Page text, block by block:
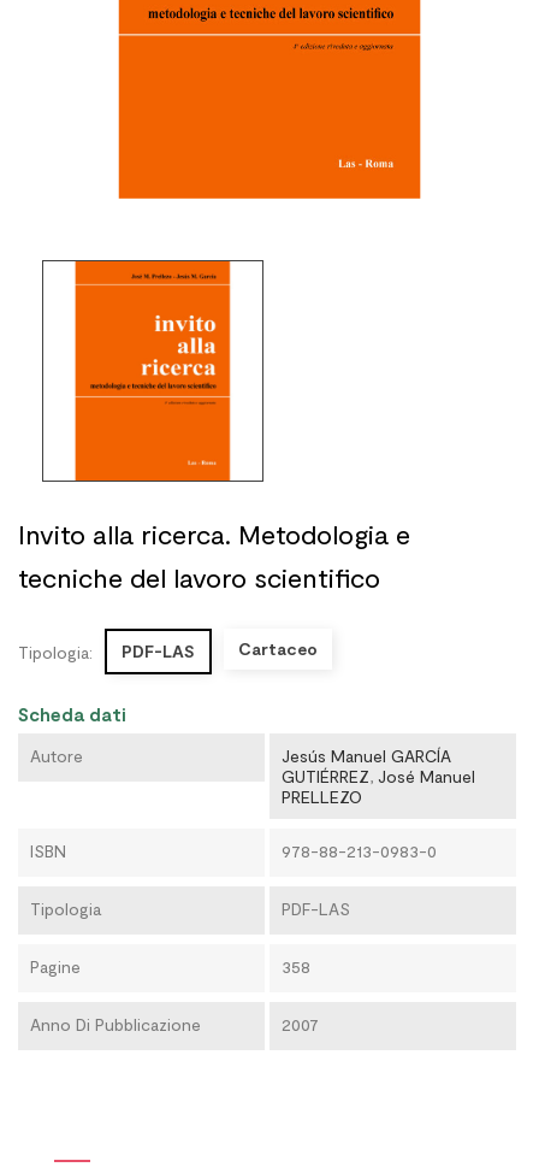
Invito alla ricerca. Metodologia e
tecniche del lavoro scientifico
Tipologia: PDF-LAS Cartaceo
Scheda dati
Autore
Jesús Manuel GARCÍA
GUTIÉRREZ, José Manuel
PRELLEZO
ISBN 978-88-213-0983-0
Tipologia PDF-LAS
Pagine 358
Anno Di Pubblicazione 2007